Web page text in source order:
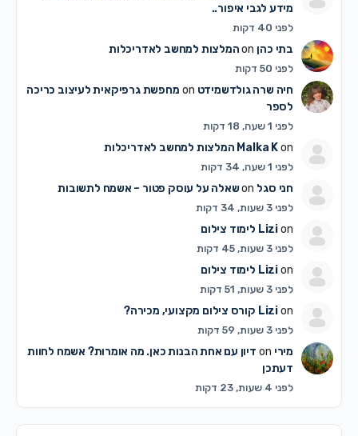
מידע לגבי איפור..
לפני 40 דקות
בתי כהן המלצות למחשב לאדריכלות
לפני 50 דקות
חיה שרה גולדשמידט
מחפשת גרפיקאית לעיצוב כריכה
לספר
לפני 1 שעה, 18 דקות
Malka Kon המלצות למחשב לאדריכלות
לפני 1 שעה, 34 דקות
חני סגל שאלה על עוסק פטור – אשמח לתשובות
לפני 3 שעות, 34 דקות
Lizion לימוד צילום
לפני 3 שעות, 45 דקות
Lizion לימוד צילום
לפני 3 שעות, 51 דקות
Lizion קורס צילום מקצועי, מכירה?
לפני 3 שעות, 59 דקות
מירי
דיון עם אחת הבנות כאן. מה אומרות? אשמח לחוות
דעתכן
לפני 4 שעות, 23 דקות